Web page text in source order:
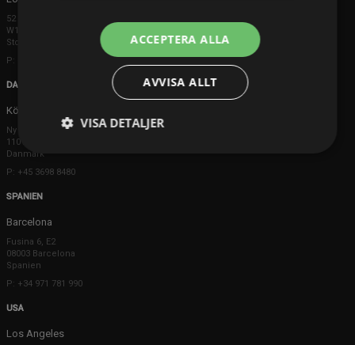
52 Brook Street
W1K 5DS London
Storbritannien
P: +44 203 608 8181
DANMARK
Köpenhamn
Ny Østergade 20
1101 København K
Danmark
P: +45 3698 8480
SPANIEN
Barcelona
Fusina 6, E2
08003 Barcelona
Spanien
P: +34 971 781 990
USA
Los Angeles
ACCEPTERA ALLA
AVVISA ALLT
VISA DETALJER